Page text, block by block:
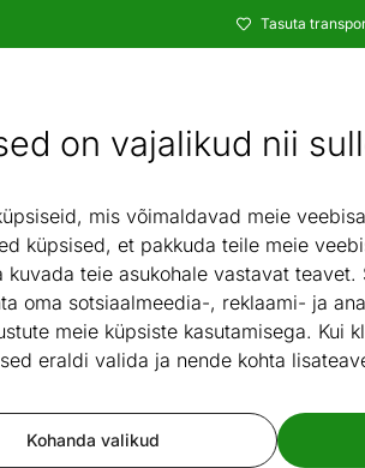
on vajalikud nii
mis võimaldavad meie
küpsised, et pakkuda teile meie
kuvada teie asukohale vastavat
oma sotsiaalmeedia-, reklaami- ja
meie küpsiste kasutamisega. Kui
eraldi valida ja nende kohta
Kohanda valikud
Tasuta
- ON24